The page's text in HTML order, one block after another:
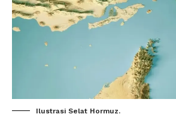
Ilustrasi Selat Hormuz.